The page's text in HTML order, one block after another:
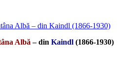
Albă – din Kaindl (1866-1930)